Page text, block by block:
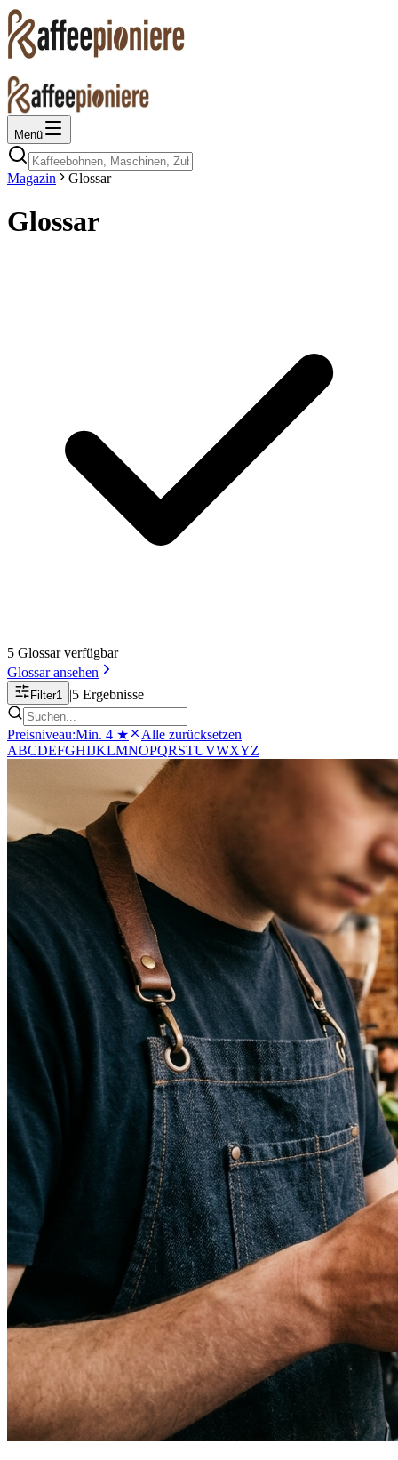
Menü
Magazin Glossar
Glossar
5 Glossarverfügbar
Glossaransehen
Filter1 |5 Ergebnisse
Preisniveau:Min. 4 ★
Alle zurücksetzen
ABCDEFGHIJKLMNOPQRSTUVWXYZ